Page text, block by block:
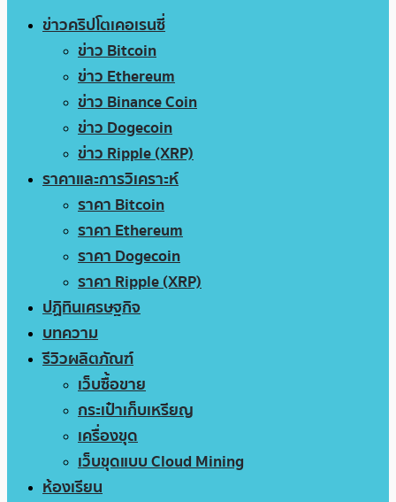
ข่าวคริปโตเคอเรนซี่
ข่าว Bitcoin
ข่าว Ethereum
ข่าว Binance Coin
ข่าว Dogecoin
ข่าว Ripple (XRP)
ราคาและการวิเคราะห์
ราคา Bitcoin
ราคา Ethereum
ราคา Dogecoin
ราคา Ripple (XRP)
ปฏิทินเศรษฐกิจ
บทความ
รีวิวผลิตภัณฑ์
เว็บซื้อขาย
กระเป๋าเก็บเหรียญ
เครื่องขุด
เว็บขุดแบบ Cloud Mining
ห้องเรียน